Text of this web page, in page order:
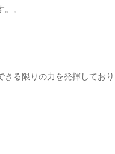
。
きる限りの力を発揮してお